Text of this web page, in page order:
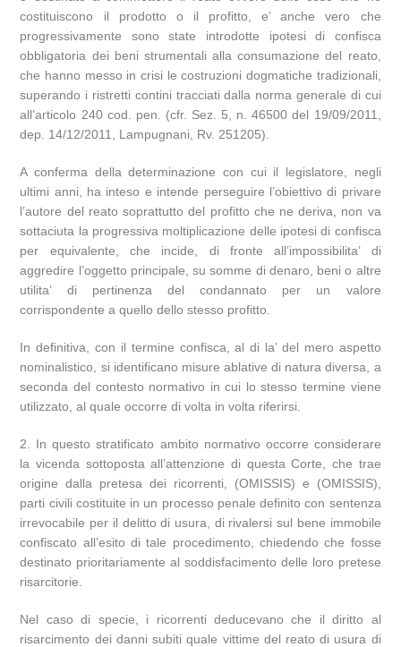
costituiscono il prodotto o il profitto, e’ anche vero che
progressivamente sono state introdotte ipotesi di confisca
obbligatoria dei beni strumentali alla consumazione del reato,
che hanno messo in crisi le costruzioni dogmatiche tradizionali,
superando i ristretti contini tracciati dalla norma generale di cui
all’articolo 240 cod. pen. (cfr. Sez. 5, n. 46500 del 19/09/2011,
dep. 14/12/2011, Lampugnani, Rv. 251205).
A conferma della determinazione con cui il legislatore, negli
ultimi anni, ha inteso e intende perseguire l’obiettivo di privare
l’autore del reato soprattutto del profitto che ne deriva, non va
sottaciuta la progressiva moltiplicazione delle ipotesi di confisca
per equivalente, che incide, di fronte all’impossibilita’ di
aggredire l’oggetto principale, su somme di denaro, beni o altre
utilita’ di pertinenza del condannato per un valore
corrispondente a quello dello stesso profitto.
In definitiva, con il termine confisca, al di la’ del mero aspetto
nominalistico, si identificano misure ablative di natura diversa, a
seconda del contesto normativo in cui lo stesso termine viene
utilizzato, al quale occorre di volta in volta riferirsi.
2. In questo stratificato ambito normativo occorre considerare
la vicenda sottoposta all’attenzione di questa Corte, che trae
origine dalla pretesa dei ricorrenti, (OMISSIS) e (OMISSIS),
parti civili costituite in un processo penale definito con sentenza
irrevocabile per il delitto di usura, di rivalersi sul bene immobile
confiscato all’esito di tale procedimento, chiedendo che fosse
destinato prioritariamente al soddisfacimento delle loro pretese
risarcitorie.
Nel caso di specie, i ricorrenti deducevano che il diritto al
risarcimento dei danni subiti quale vittime del reato di usura di